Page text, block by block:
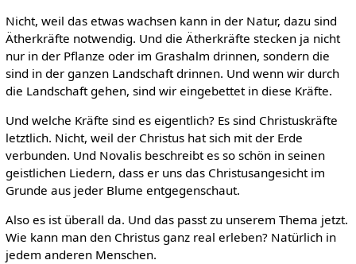
Nicht, weil das etwas wachsen kann in der Natur, dazu sind
Ätherkräfte notwendig. Und die Ätherkräfte stecken ja nicht
nur in der Pflanze oder im Grashalm drinnen, sondern die
sind in der ganzen Landschaft drinnen. Und wenn wir durch
die Landschaft gehen, sind wir eingebettet in diese Kräfte.
Und welche Kräfte sind es eigentlich? Es sind Christuskräfte
letztlich. Nicht, weil der Christus hat sich mit der Erde
verbunden. Und Novalis beschreibt es so schön in seinen
geistlichen Liedern, dass er uns das Christusangesicht im
Grunde aus jeder Blume entgegenschaut.
Also es ist überall da. Und das passt zu unserem Thema jetzt.
Wie kann man den Christus ganz real erleben? Natürlich in
jedem anderen Menschen.